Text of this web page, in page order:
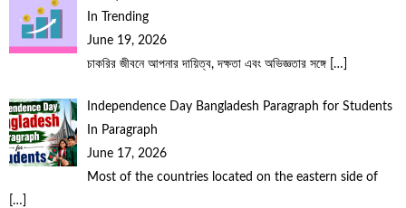
In Trending
June 19, 2026
চাকরির জীবনে আপনার দায়িত্ব, দক্ষতা এবং অভিজ্ঞতার সঙ্গে […]
Independence Day Bangladesh Paragraph for Students
In Paragraph
June 17, 2026
Most of the countries located on the eastern side of
[…]